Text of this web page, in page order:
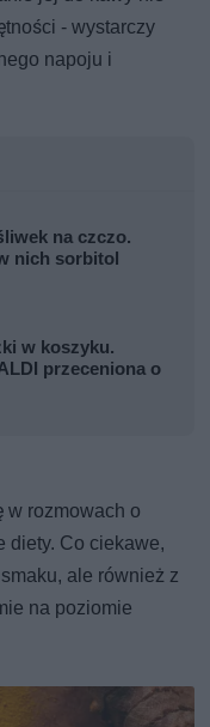
- wystarczy
napoju i
na czczo.
nich sorbitol
w koszyku.
przeceniona o
w rozmowach o
diety. Co ciekawe,
ale również z
na poziomie